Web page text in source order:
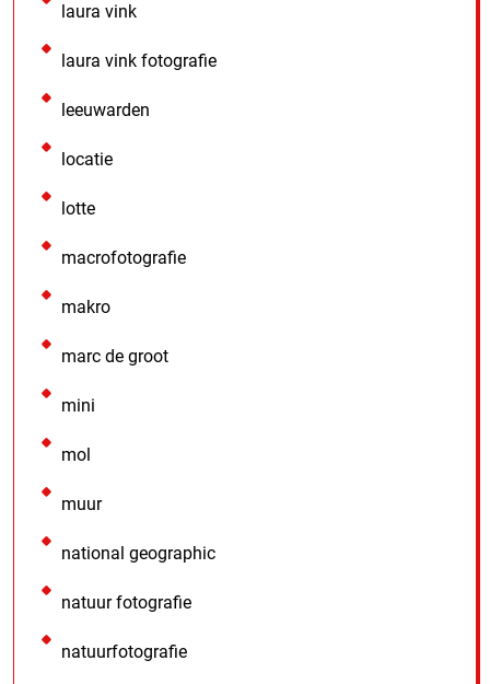
laura vink
laura vink fotografie
leeuwarden
locatie
lotte
macrofotografie
makro
marc de groot
mini
mol
muur
national geographic
natuur fotografie
natuurfotografie